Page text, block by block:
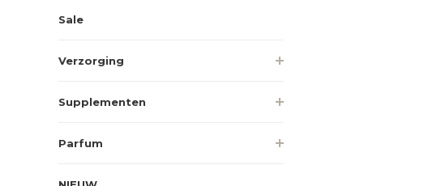
Sale
Verzorging
Supplementen
Parfum